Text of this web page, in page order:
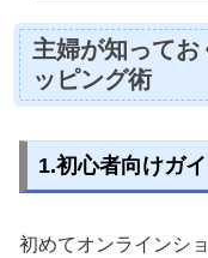
主婦が知ってお
ッピング術
1.初心者向けガ
初めてオンラインシ